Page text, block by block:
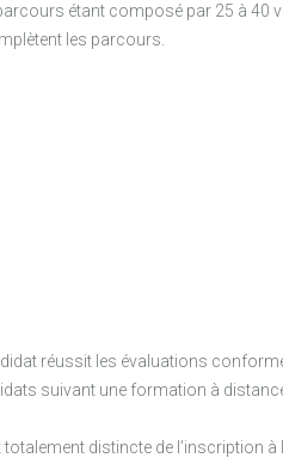
étant composé par 25 à
les parcours.
réussit les évaluations
suivant une formation à
distincte de l’inscription à